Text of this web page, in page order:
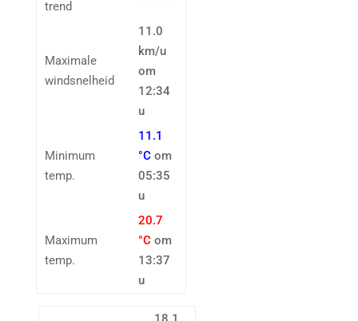
trend
Maximale
windsnelheid
11.0
km/u
om
12:34
u
Minimum
temp.
11.1
°Com
05:35
u
Maximum
temp.
20.7
°Com
13:37
u